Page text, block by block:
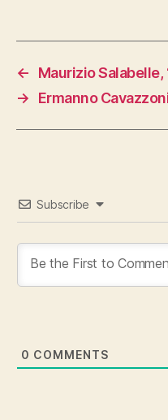
←
Maurizio Salabelle,
→
Ermanno
Subscribe
0 COMMENTS